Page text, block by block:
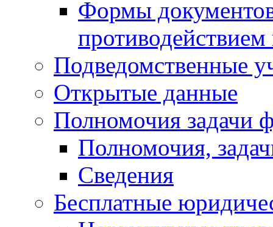
Формы
Подведомственные
Открытые данные
Полномочия задачи
Полномочия,
Сведения
Бесплатные